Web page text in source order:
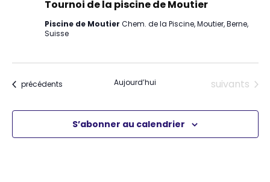
Tournoi de la piscine de Moutier
Piscine de Moutier Chem. de la Piscine, Moutier, Berne,
Suisse
Évènements
précédents Aujourd’hui Évènements
suivants
S’abonner au calendrier